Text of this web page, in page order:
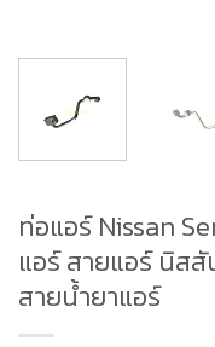
ท่อแอร์ Nissan
แอร์ สายแอร์ นิส
สายน้ำยาแอร์